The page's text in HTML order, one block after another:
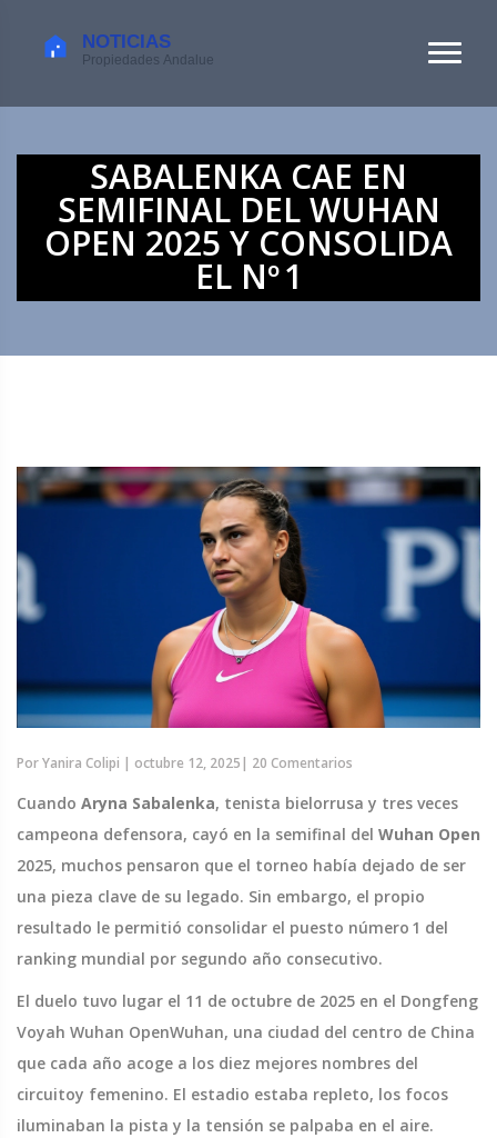
SABALENKA CAE EN
SEMIFINAL DEL WUHAN
OPEN 2025 Y CONSOLIDA
EL Nº 1
PorYanira Colipi | octubre 12, 2025| 20 Comentarios
Cuando Aryna Sabalenka, tenista bielorrusa y tres veces
campeona defensora, cayó en la semifinal del Wuhan Open
2025, muchos pensaron que el torneo había dejado de ser
una pieza clave de su legado. Sin embargo, el propio
resultado le permitió consolidar el puesto número 1 del
ranking mundial por segundo año consecutivo.
El duelo tuvo lugar el 11 de octubre de 2025 en el Dongfeng
Voyah Wuhan OpenWuhan, una ciudad del centro de China
que cada año acoge a los diez mejores nombres del
circuitoy femenino. El estadio estaba repleto, los focos
iluminaban la pista y la tensión se palpaba en el aire.